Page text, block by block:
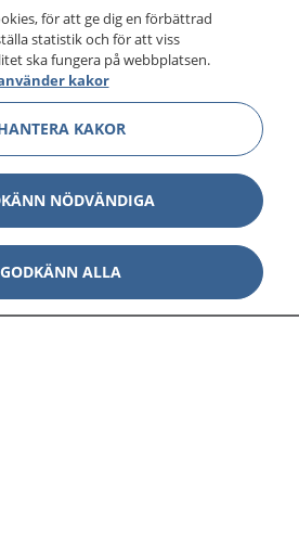
för att ge dig en förbättrad
statistik och för att viss
ska fungera på webbplatsen.
kakor
KAKOR
NÖDVÄNDIGA
GODKÄNN ALLA